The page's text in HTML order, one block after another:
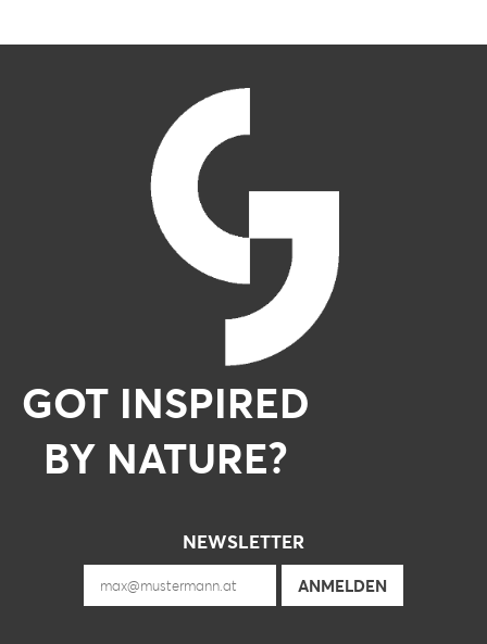
GOT INSPIRED
BY NATURE?
NEWSLETTER